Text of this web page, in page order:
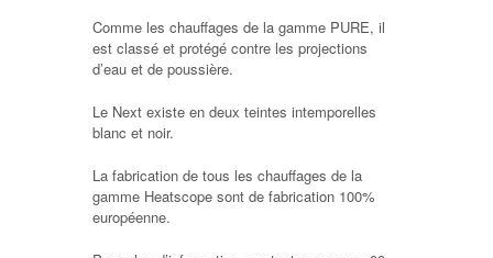
Comme les chauffages de la gamme PURE, il
est classé et protégé contre les projections
d’eau et de poussière.
Le Next existe en deux teintes intemporelles
blanc et noir.
La fabrication de tous les chauffages de la
gamme Heatscope sont de fabrication 100%
européenne.